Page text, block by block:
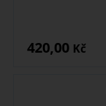
420,00 Kč